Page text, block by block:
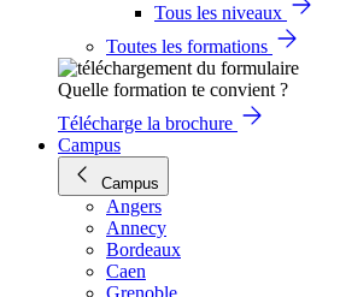
Tous les niveaux
Toutes les formations
Quelle formation te convient ?
Télécharge la brochure
Campus
Campus
Angers
Annecy
Bordeaux
Caen
Grenoble